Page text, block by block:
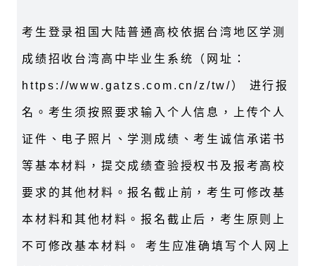
考生登录祖国大陆普通高校依据台湾地区学测
成绩招收台湾高中毕业生系统（网址：
https://www.gatzs.com.cn/z/tw/） 进行报
名。考生须按照要求输入个人信息，上传个人
证件、电子照片、学测成绩、考生诚信承诺书
等基本材料，提交成绩查验授权书及报考高校
要求的其他材料。报名截止前，考生可修改基
本材料和其他材料。报名截止后，考生原则上
不可修改基本材料。 考生应准确填写个人网上